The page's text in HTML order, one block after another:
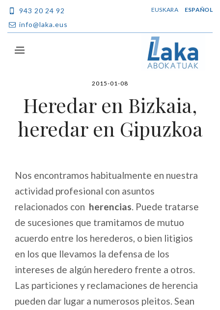
943 20 24 92
info@laka.eus
EUSKARA ESPAÑOL
2015-01-08
Heredar en Bizkaia,
heredar en Gipuzkoa
Nos encontramos habitualmente en nuestra
actividad profesional con asuntos
relacionados con herencias . Puede tratarse
de sucesiones que tramitamos de mutuo
acuerdo entre los herederos, o bien litigios
en los que llevamos la defensa de los
intereses de algún heredero frente a otros.
Las particiones y reclamaciones de herencia
pueden dar lugar a numerosos pleitos. Sean